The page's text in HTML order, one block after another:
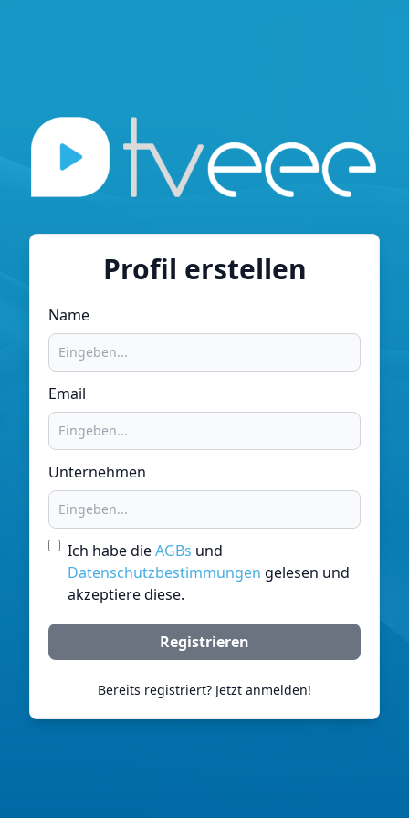
Profil erstellen
Name
Email
Unternehmen
Ich habe dieAGBs und
Datenschutzbestimmungen gelesen und
akzeptiere diese.
Registrieren
Bereits registriert? Jetzt anmelden!